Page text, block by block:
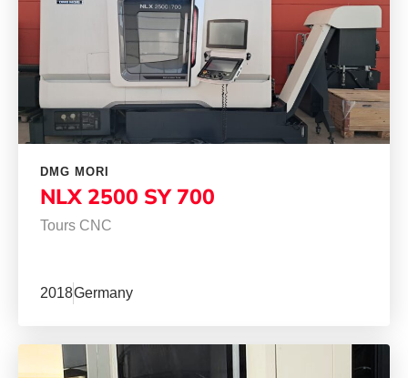
DMG MORI
NLX 2500 SY 700
Tours CNC
2018Germany